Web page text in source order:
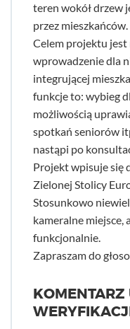
teren wokół drzew
przez mieszkańców.
Celem projektu
wprowadzenie dla
integrującej
funkcje to: wybieg
możliwością
spotkań seniorów
nastąpi po
Projekt wpisuje się
Zielonej Stolicy
Stosunkowo
kameralne miejsce,
funkcjonalnie.
Zapraszam do
KOMENTARZ